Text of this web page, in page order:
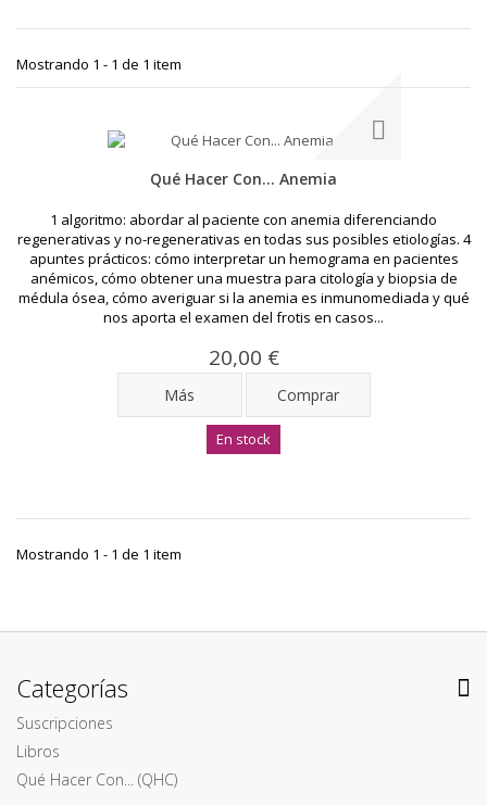
Mostrando 1 - 1 de 1 item
Qué Hacer Con... Anemia
1 algoritmo: abordar al paciente con anemia diferenciando
regenerativas y no-regenerativas en todas sus posibles etiologías. 4
apuntes prácticos: cómo interpretar un hemograma en pacientes
anémicos, cómo obtener una muestra para citología y biopsia de
médula ósea, cómo averiguar si la anemia es inmunomediada y qué
nos aporta el examen del frotis en casos...
20,00 €
Más Comprar
En stock
Mostrando 1 - 1 de 1 item
Categorías
Suscripciones
Libros
Qué Hacer Con... (QHC)